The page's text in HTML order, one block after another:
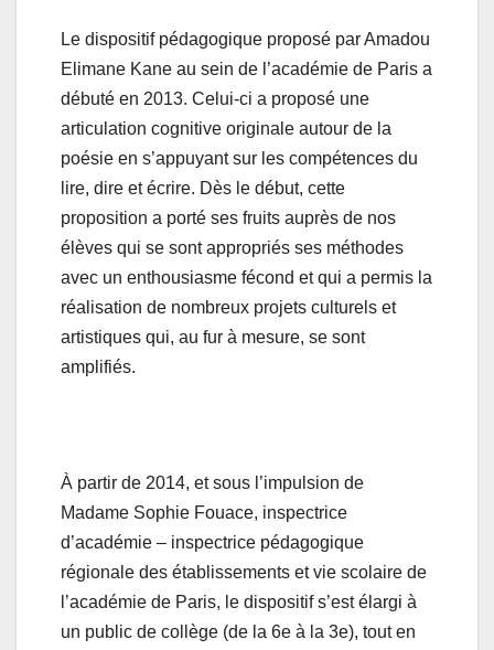
Le dispositif pédagogique proposé par Amadou
Elimane Kane au sein de l’académie de Paris a
débuté en 2013. Celui-ci a proposé une
articulation cognitive originale autour de la
poésie en s’appuyant sur les compétences du
lire, dire et écrire. Dès le début, cette
proposition a porté ses fruits auprès de nos
élèves qui se sont appropriés ses méthodes
avec un enthousiasme fécond et qui a permis la
réalisation de nombreux projets culturels et
artistiques qui, au fur à mesure, se sont
amplifiés.
À partir de 2014, et sous l’impulsion de
Madame Sophie Fouace, inspectrice
d’académie – inspectrice pédagogique
régionale des établissements et vie scolaire de
l’académie de Paris, le dispositif s’est élargi à
un public de collège (de la 6e à la 3e), tout en